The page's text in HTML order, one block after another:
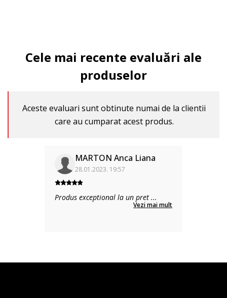
Cele mai recente evaluări ale
produselor
Aceste evaluari sunt obtinute numai de la clientii
care au cumparat acest produs.
MARTON Anca Liana
28.01.2023. 19:57
Produs exceptional la un pret ...
Vezi mai mult